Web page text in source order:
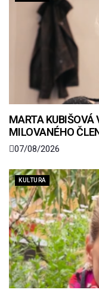
MARTA KUBIŠOVÁ
MILOVANÉHO
07/08/2026
KULTURA